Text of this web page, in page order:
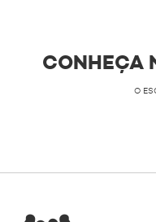
CONHEÇA
O